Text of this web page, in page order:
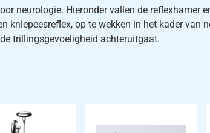
neurologie. Hieronder vallen de reflexhamer
kniepeesreflex, op te wekken in het kader van
trillingsgevoeligheid achteruitgaat.